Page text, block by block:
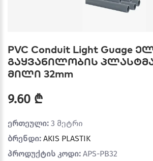
PVC Conduit Light Guage
გაყვანილობის
მილი 32mm
9.60 ₾
ერთეული: 3 მეტრი
ბრენდი: AKIS PLASTIK
პროდუქტის კოდი: APS-PB32